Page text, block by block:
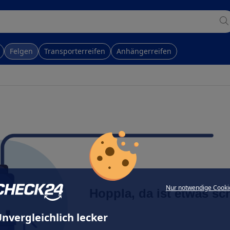
Nur notwendige
lecker
Felgen Transporterreifen Anhängerreifen
Hoppla, da ist etwas